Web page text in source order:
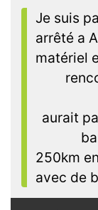
Je suis
arrêté a
matériel
aurait
250km
avec de